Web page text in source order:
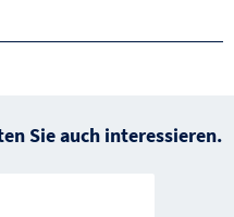
Sie auch interessieren.